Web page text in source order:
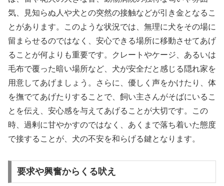
気、見知らぬ人や犬との突然の接触などが引き金となるこ
とがあります。このような状況では、無理に犬をその場に
留まらせるのではなく、安心できる場所に移動させてあげ
ることが何よりも重要です。クレートやケージ、あるいは
毛布で覆った暗い場所など、犬が安全だと感じる隠れ家を
用意してあげましょう。さらに、優しく声をかけたり、体
を撫でてあげたりすることで、飼い主さんがそばにいるこ
とを伝え、安心感を与えてあげることが大切です。この
時、過剰に甘やかすのではなく、あくまで落ち着いた態度
で接することが、犬の不安を和らげる鍵となります。
要求や興奮からくる吠え